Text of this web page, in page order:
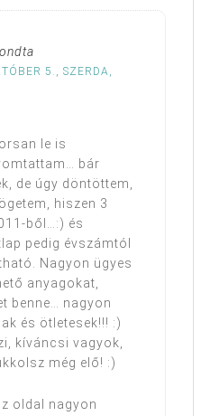
5., SZERDA,
le is
bár
de úgy döntöttem,
hiszen 3
ből…:) és
pedig évszámtól
Nagyon ügyes
anyagokat,
benne… nagyon
és ötletesek!!! :)
kíváncsi vagyok,
még elő! :)
oldal nagyon